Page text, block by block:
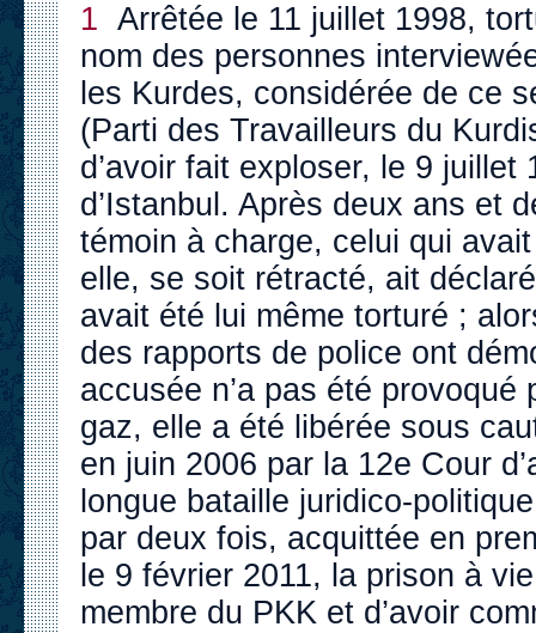
1 Arrêtée le 11 juillet 1998,
nom des personnes
les Kurdes, considérée de ce
(Parti des Travailleurs du
d’avoir fait exploser, le 9
d’Istanbul. Après deux ans et
témoin à charge, celui qui
elle, se soit rétracté, ait
avait été lui même torturé ;
des rapports de police ont
accusée n’a pas été
gaz, elle a été libérée sous
en juin 2006 par la 12e Cour
longue bataille juridico-
par deux fois, acquittée en
le 9 février 2011, la prison à
membre du PKK et d’avoir